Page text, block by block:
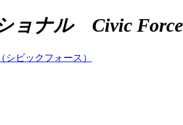
ョナル Civic